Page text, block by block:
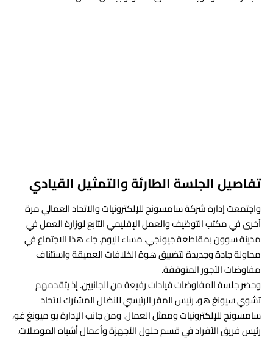
تفاصيل الجلسة الطارئة والتمثيل القيادي
واجتمعت إدارة شركة سامسونج للإلكترونيات والاتحاد العمالي مرة
أخرى في مكتب التوظيف والعمل الإقليمي التابع لوزارة العمل في
مدينة سوون بمقاطعة جيونجي، مساء اليوم. جاء هذا الاجتماع في
محاولة جادة وجديدة لتضييق هوة الخلافات العميقة واستئناف
مفاوضات الأجور المتوقفة.
وحضر جلسة المفاوضات قيادات رفيعة من الجانبين. إذ يتقدمهم
تشوي سيونغ هو، رئيس المقر الرئيسي للنضال المشترك لاتحاد
سامسونج للإلكترونيات وممثل العمال. ومن جانب الإدارة يو ميونغ غو،
رئيس فريق الأفراد في قسم حلول الأجهزة وأعمال أشباه الموصلات.